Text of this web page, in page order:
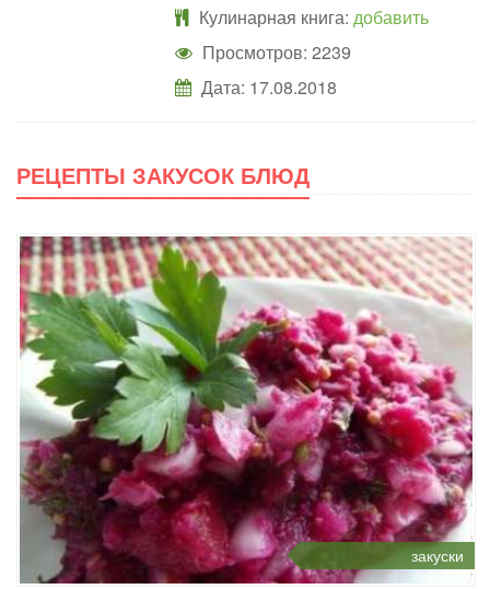
Кулинарная книга: добавить
Просмотров: 2239
Дата: 17.08.2018
РЕЦЕПТЫ ЗАКУСОК БЛЮД
закуски